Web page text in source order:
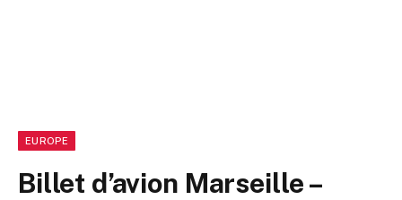
EUROPE
Billet d’avion Marseille –